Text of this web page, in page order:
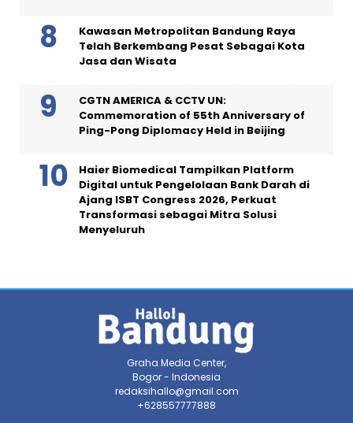
Kawasan Metropolitan Bandung Raya
Telah Berkembang Pesat Sebagai Kota
Jasa dan Wisata
CGTN AMERICA & CCTV UN:
Commemoration of 55th Anniversary of
Ping-Pong Diplomacy Held in Beijing
Haier Biomedical Tampilkan Platform
Digital untuk Pengelolaan Bank Darah di
Ajang ISBT Congress 2026, Perkuat
Transformasi sebagai Mitra Solusi
Menyeluruh
Graha Media Center,
Bogor - Indonesia
redaksihallo@gmail.com
+628557777888